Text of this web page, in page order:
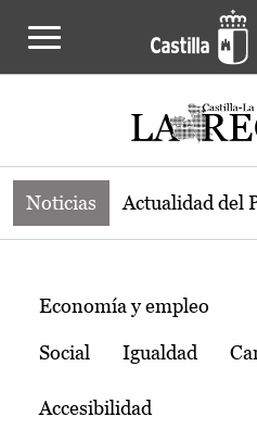
Noticias de la
Noticias Actualidad del
Temas
Economía y empleo
Social Igualdad
Accesibilidad